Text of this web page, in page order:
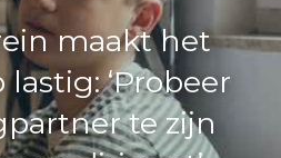
maakt het
‘Probeer
te zijn